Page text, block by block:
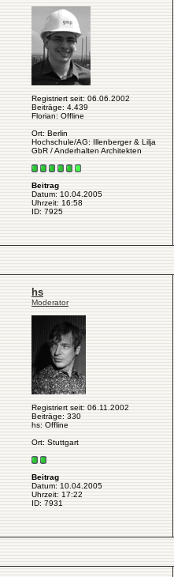
Registriert seit: 06.06.2002
Beiträge: 4.439
Florian: Offline
Ort: Berlin
Hochschule/AG: Illenberger & Lilja
GbR / Anderhalten Architekten
Beitrag
Datum: 10.04.2005
Uhrzeit: 16:58
ID: 7925
hs
Moderator
Registriert seit: 06.11.2002
Beiträge: 330
hs: Offline
Ort: Stuttgart
Beitrag
Datum: 10.04.2005
Uhrzeit: 17:22
ID: 7931